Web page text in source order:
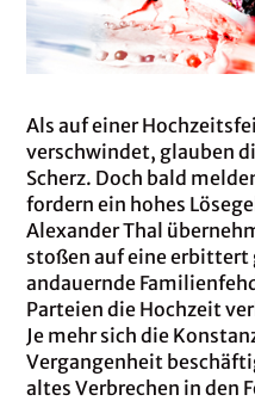
Als auf einer
verschwindet, glauben
Scherz. Doch bald
fordern ein hohes
Alexander Thal
stoßen auf eine erbittert
andauernde
Parteien die Hochzeit
Je mehr sich die
Vergangenheit
altes Verbrechen in den